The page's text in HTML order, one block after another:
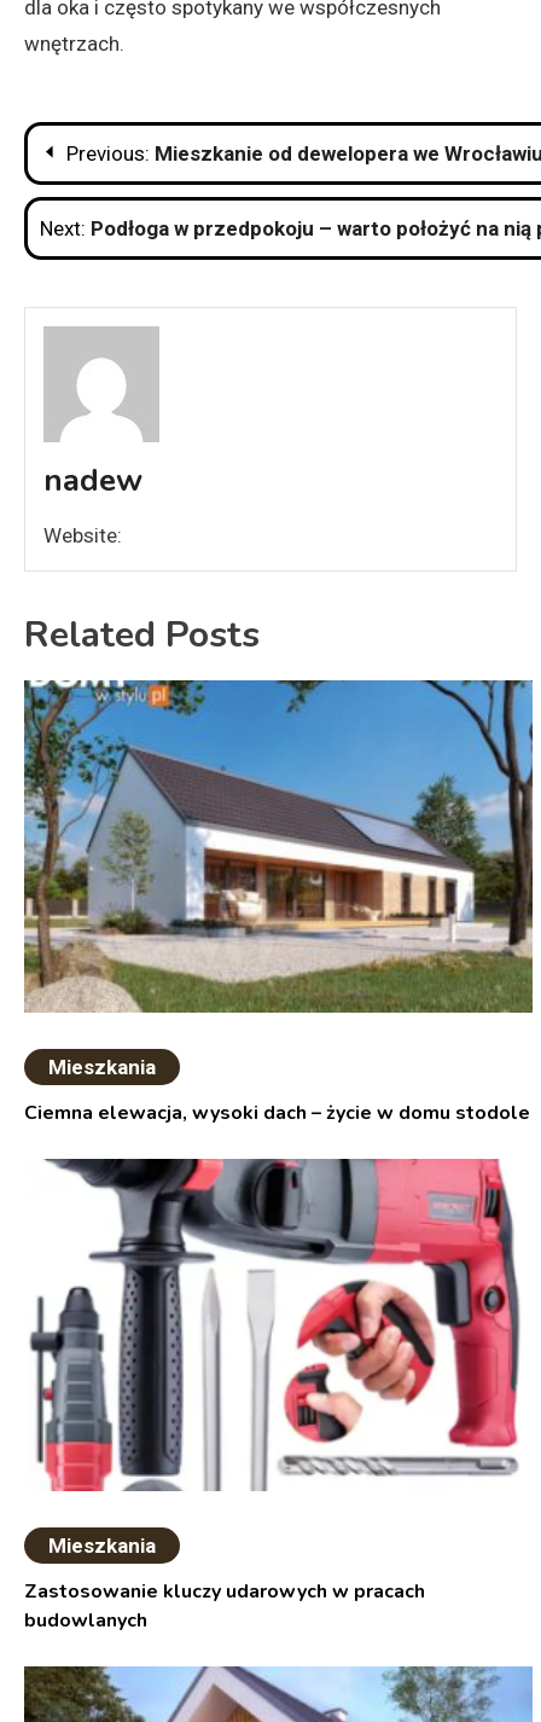
dla oka i często spotykany we współczesnych
wnętrzach.
Nawigacja
wpisu
Previous: Mieszkanie od dewelopera we
Next: Podłoga w przedpokoju – warto położyć na nią
nadew
Website:
Related Posts
Mieszkania
Ciemna elewacja, wysoki dach – życie w domu stodole
Mieszkania
Zastosowanie kluczy udarowych w pracach
budowlanych